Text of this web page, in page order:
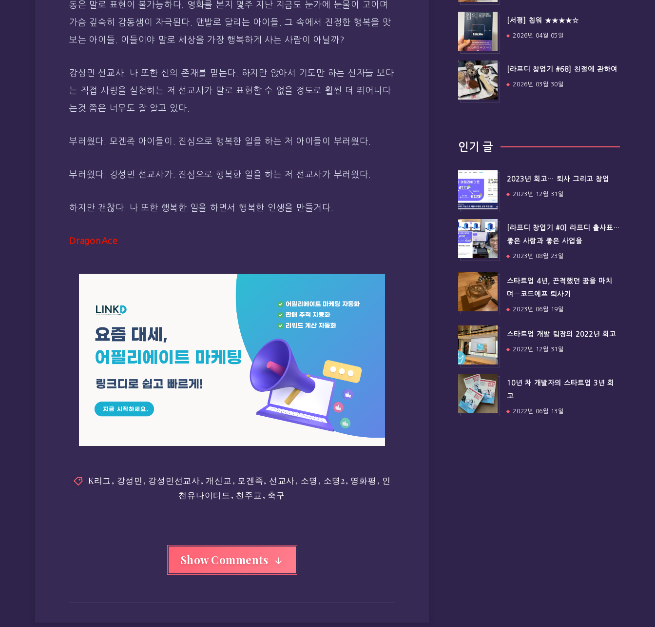
동은 말로 표현이 불가능하다. 영화를 본지 몇주 지난 지금도 눈가에 눈물이 고이며
가슴 깊숙히 감동샘이 자극된다. 맨발로 달리는 아이들. 그 속에서 진정한 행복을 맛
보는 아이들. 이들이야 말로 세상을 가장 행복하게 사는 사람이 아닐까?
강성민 선교사. 나 또한 신의 존재를 믿는다. 하지만 앉아서 기도만 하는 신자들 보다
는 직접 사랑을 실천하는 저 선교사가 말로 표현할 수 없을 정도로 훨씬 더 뛰어나다
는것 쯤은 너무도 잘 알고 있다.
부러웠다. 모겐족 아이들이. 진심으로 행복한 일을 하는 저 아이들이 부러웠다.
부러웠다. 강성민 선교사가. 진심으로 행복한 일을 하는 저 선교사가 부러웠다.
하지만 괜찮다. 나 또한 행복한 일을 하면서 행복한 인생을 만들거다.
DragonAce
K리그 , 강성민 , 강성민선교사, 개신교 , 모겐족, 선교사, 소명 , 소명2, 영화평 , 인
천유나이티드 , 천주교 , 축구
Show Comments
[서평] 칩워 ★★★★☆
2026년 04월 05일
[라프디 창업기 #68] 친절에 관하여
2026년 03월 30일
인기 글
2023년 회고… 퇴사 그리고 창업
2023년 12월 31일
[라프디 창업기 #0] 라프디 출사표…
좋은 사람과 좋은 사업을
2023년 08월 23일
스타트업 4년, 끈적했던 꿈을 마치
며…코드에프 퇴사기
2023년 06월 19일
스타트업 개발 팀장의 2022년 회고
2022년 12월 31일
10년 차 개발자의 스타트업 3년 회
고
2022년 06월 13일